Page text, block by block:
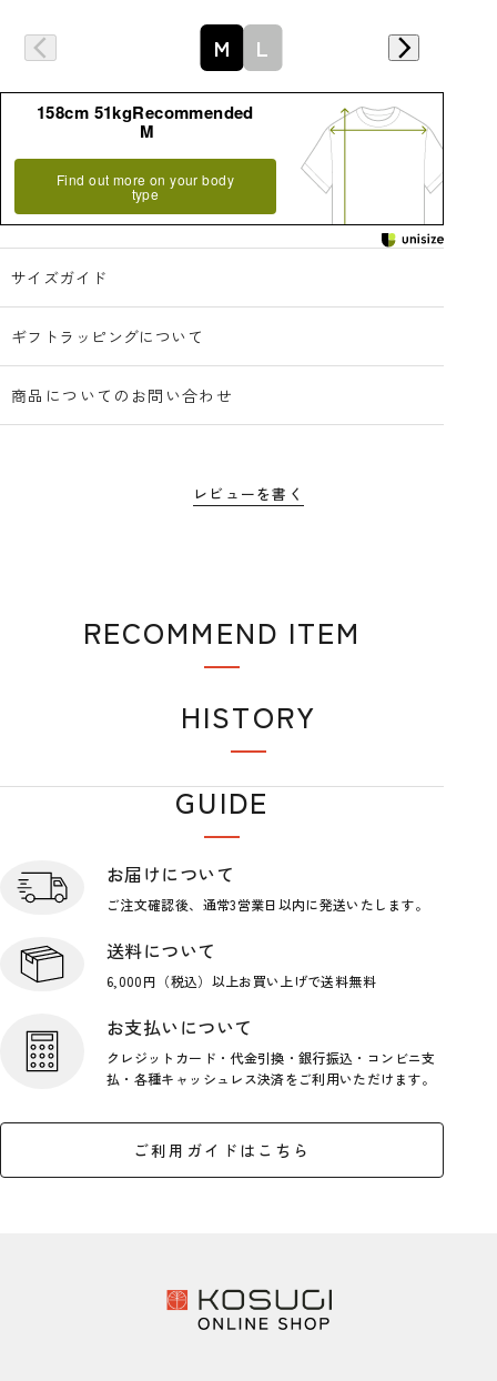
M L
158cm 51kgRecommended
M
Find out more on your body
type
サイズガイド
ギフトラッピングについて
商品についてのお問い合わせ
レビューを書く
RECOMMEND ITEM
HISTORY
GUIDE
お届けについて
ご注文確認後、通常3営業日以内に発送いたします。
送料について
6,000円（税込）以上お買い上げで送料無料
お支払いについて
クレジットカード・代金引換・銀行振込・コンビニ支
払・各種キャッシュレス決済をご利用いただけます。
ご利用ガイドはこちら